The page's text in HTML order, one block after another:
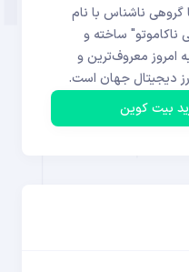
ناشناس با نام
ناکاموتو" ساخته و
امروز معروف‌ترین و
دیجیتال جهان است.
بیت کوین